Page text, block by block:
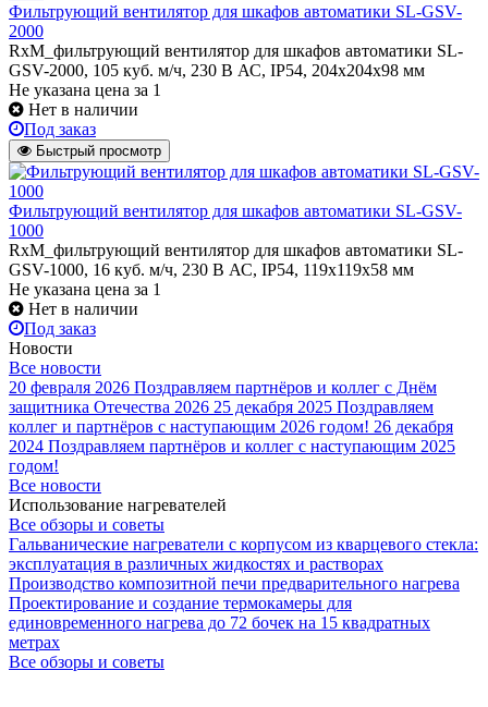
Фильтрующий вентилятор для шкафов автоматики SL-GSV-
2000
RxM_фильтрующий вентилятор для шкафов автоматики SL-
GSV-2000, 105 куб. м/ч, 230 В АС, IP54, 204x204x98 мм
Не указана цена за 1
Нет в наличии
Под заказ
Быстрый просмотр
Фильтрующий вентилятор для шкафов автоматики SL-GSV-
1000
RxM_фильтрующий вентилятор для шкафов автоматики SL-
GSV-1000, 16 куб. м/ч, 230 В АС, IP54, 119x119x58 мм
Не указана цена за 1
Нет в наличии
Под заказ
Новости
Все новости
20 февраля 2026 Поздравляем партнёров и коллег с Днём
защитника Отечества 2026 25 декабря 2025 Поздравляем
коллег и партнёров с наступающим 2026 годом! 26 декабря
2024 Поздравляем партнёров и коллег с наступающим 2025
годом!
Все новости
Использование нагревателей
Все обзоры и советы
Гальванические нагреватели с корпусом из кварцевого стекла:
эксплуатация в различных жидкостях и растворах
Производство композитной печи предварительного нагрева
Проектирование и создание термокамеры для
единовременного нагрева до 72 бочек на 15 квадратных
метрах
Все обзоры и советы